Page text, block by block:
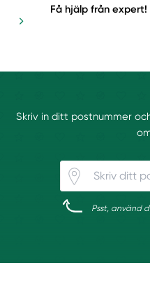
Få hjälp från expert!
Skriv in ditt postnummer
Psst, använd